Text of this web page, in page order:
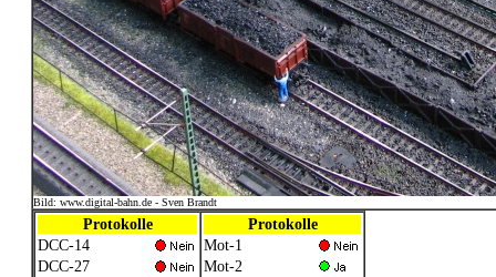
Bild: www.digital-bahn.de - Sven Brandt
Protokolle
DCC-14
DCC-27
Protokolle
Mot-1
Mot-2